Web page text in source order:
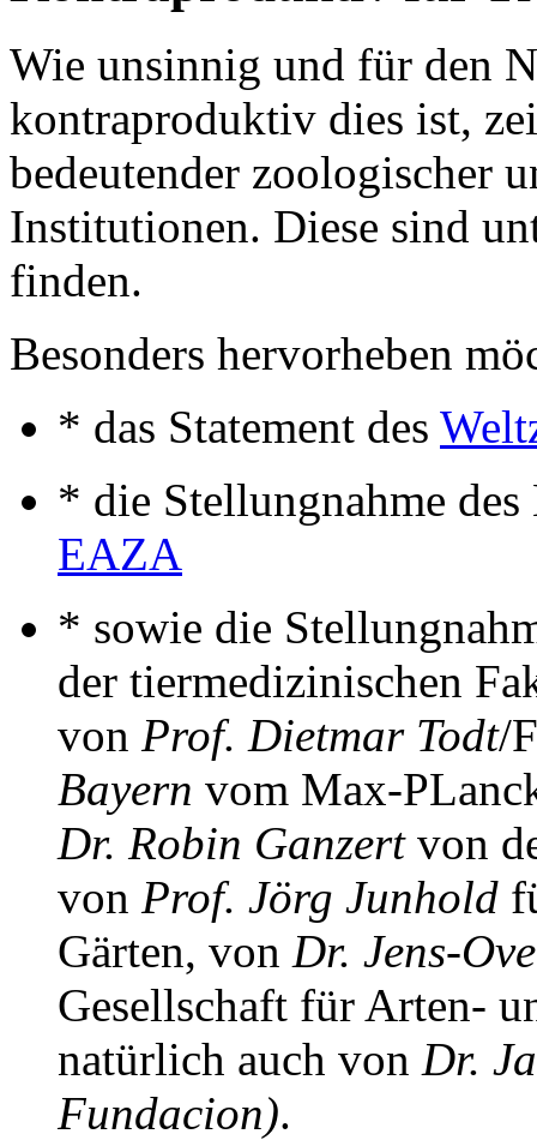
Wie unsinnig und für den
kontraproduktiv dies ist,
bedeutender zoologischer
Institutionen. Diese sind
finden.
Besonders hervorheben
* das Statement des
* die Stellungnahme
EAZA
* sowie die
der tiermedizinischen
von Prof. Dietmar Todt/
Bayern vom Max-
Dr. Robin Ganzertvon
von Prof. Jörg Junhold
Gärten, von Dr. Jens-
Gesellschaft für Arten-
natürlich auch von Dr.
Fundacion).